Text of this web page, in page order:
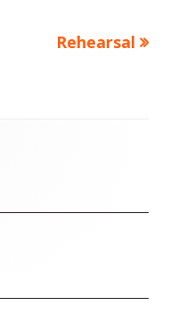
次
Rehearsal